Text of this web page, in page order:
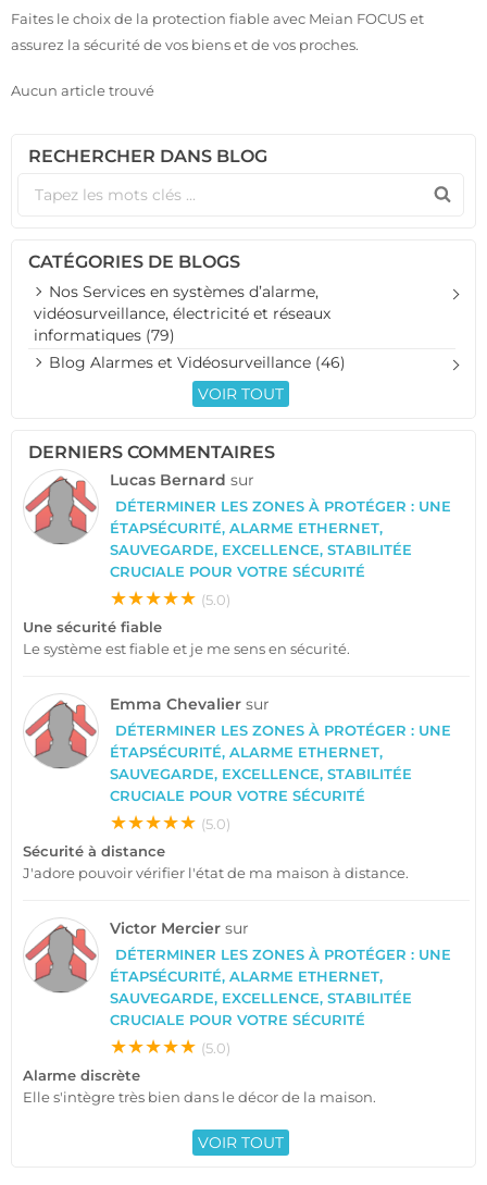
Faites le choix de la protection fiable avec Meian FOCUS et
assurez la sécurité de vos biens et de vos proches.
Aucun article trouvé
RECHERCHER DANS BLOG
CATÉGORIES DE BLOGS
Nos Services en systèmes d’alarme,
vidéosurveillance, électricité et réseaux
informatiques (79)
Blog Alarmes et Vidéosurveillance (46)
VOIR TOUT
DERNIERS COMMENTAIRES
Lucas Bernard sur
DÉTERMINER LES ZONES À PROTÉGER : UNE
ÉTAPSÉCURITÉ, ALARME ETHERNET,
SAUVEGARDE, EXCELLENCE, STABILITÉE
CRUCIALE POUR VOTRE SÉCURITÉ
★★★★★ (5.0)
Une sécurité fiable
Le système est fiable et je me sens en sécurité.
Emma Chevalier sur
DÉTERMINER LES ZONES À PROTÉGER : UNE
ÉTAPSÉCURITÉ, ALARME ETHERNET,
SAUVEGARDE, EXCELLENCE, STABILITÉE
CRUCIALE POUR VOTRE SÉCURITÉ
★★★★★ (5.0)
Sécurité à distance
J'adore pouvoir vérifier l'état de ma maison à distance.
Victor Mercier sur
DÉTERMINER LES ZONES À PROTÉGER : UNE
ÉTAPSÉCURITÉ, ALARME ETHERNET,
SAUVEGARDE, EXCELLENCE, STABILITÉE
CRUCIALE POUR VOTRE SÉCURITÉ
★★★★★ (5.0)
Alarme discrète
Elle s'intègre très bien dans le décor de la maison.
VOIR TOUT